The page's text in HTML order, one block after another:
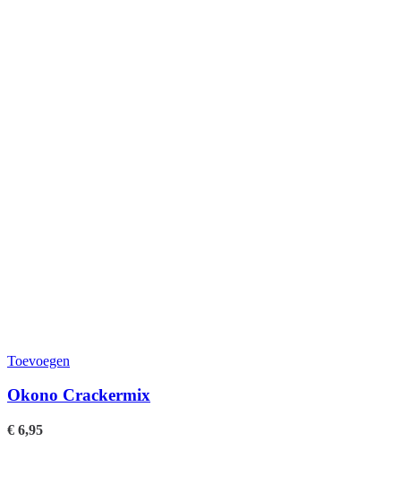
Toevoegen
Okono Crackermix
€ 6,95